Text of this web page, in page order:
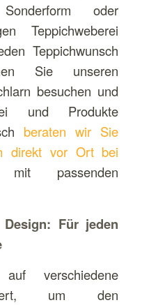
oder
Teppichweberei
Teppichwunsch
Sie unseren
besuchen und
und Produkte
beraten wir Sie
direkt vor Ort bei
passenden
Für jeden
verschiedene
um den